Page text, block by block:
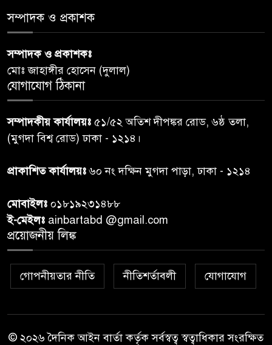
৬
গাজার ধ্বংসস্তূপে মিলল আরও ১৯
৭
কুলাউড়া সীমান্তে বিএসএফের
৮
নেওয়ার পর ভারতীয় নাগরিক আটক
৯
১০
সম্পাদক ও প্রকাশক
সম্পাদক ও প্রকাশকঃ
মোঃ জাহাঙ্গীর হোসেন (দুলাল)
যোগাযোগ ঠিকানা
সম্পাদকীয় কার্যালয়ঃ ৫১/৫২ অতিশ দীপঙ্কর রোড, ৬ষ্ঠ তলা,
(মুগদা বিশ্ব রোড) ঢাকা - ১২১৪।
প্রাকাশিত কার্যালয়ঃ৬০ নং দক্ষিন মুগদা পাড়া, ঢাকা - ১২১৪
মোবাইলঃ ০১৮১৯২৩১৪৮৮
ই-মেইলঃ ainbartabd @gmail.com
প্রয়োজনীয় লিঙ্ক
গোপনীয়তার নীতি নীতিশর্তাবলী যোগাযোগ
© ২০২৬ দৈনিক আইন বার্তা কর্তৃক সর্বস্বত্ব স্বত্বাধিকার সংরক্ষিত